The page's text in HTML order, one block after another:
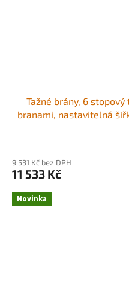
Tažné brány, 6
branami, nastavitelná
traktory, pro štěrkové
rám,
9 531 Kč bez DPH
11 533 Kč
Novinka